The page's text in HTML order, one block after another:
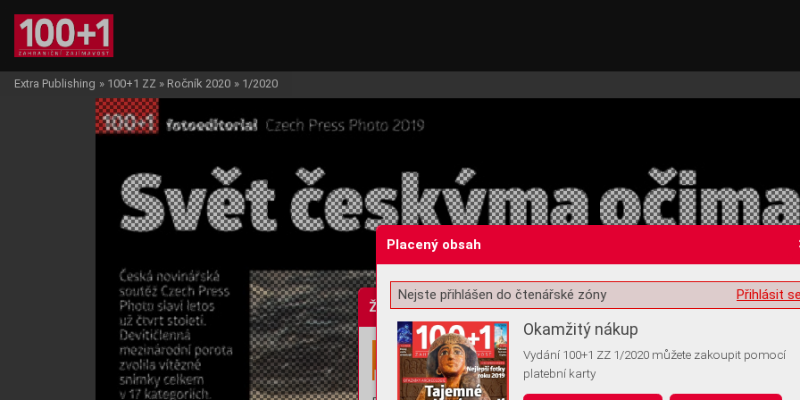
Žádost o souhlas s ukládáním volitelných informací
Extra Publishing » 100+1 ZZ » Ročník 2020 » 1/2020
Placený obsah
Přihlásit
Nejste přihlášen do čtenářské zóny
Okamžitý nákup
Vydání 100+1 ZZ 1/2020 můžete zakoupit pomocí
platební karty